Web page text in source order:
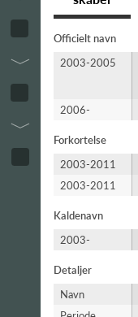
Officielt navn
2003-2005
2006-
Forkortelse
2003-2011
2003-2011
Kaldenavn
2003-
Detaljer
Navn